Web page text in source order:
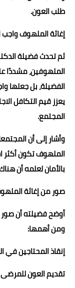
طلب العون.
إغاثة الملهوف
ثم تحدث فضيلة
الملهوفين، مشددًا
الفضيلة، بل جعلها
يعزز قيم التكافل
المجتمع.
وأشار إلى أن
الملهوف تكون أكثر
بالأمان لعلمه أن
صور من إغاثة
أوضح فضيلته أن
ومن أهمها:
إنقاذ المحتاجين في
تقديم العون للمرضى